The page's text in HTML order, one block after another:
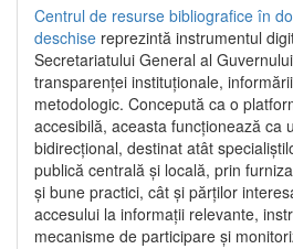
Centrul de resurse bibliografice în
deschise reprezintă instrumentul
Secretariatului General al
transparenței instituționale,
metodologic. Concepută ca o
accesibilă, aceasta funcționează ca
bidirecțional, destinat atât
publică centrală și locală, prin
și bune practici, cât și părților
accesului la informații relevante,
mecanisme de participare și